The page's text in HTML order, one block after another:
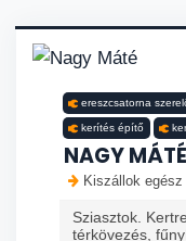
ereszcsatorna
kerítés építő
NAGY MÁTÉ
Kiszállok
Sziasztok.
térkövezés,